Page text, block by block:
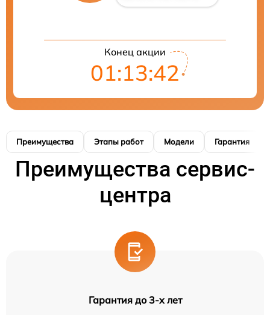
Конец акции
01:13:41
Преимущества Этапы работ Модели Гарантия
Преимущества сервис-
центра
Гарантия до 3-х лет